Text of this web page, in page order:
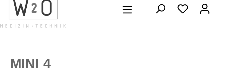
springen
MINI 4